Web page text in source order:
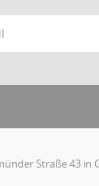
Straße 43 in